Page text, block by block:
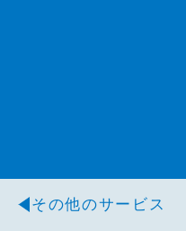
その他のサービス